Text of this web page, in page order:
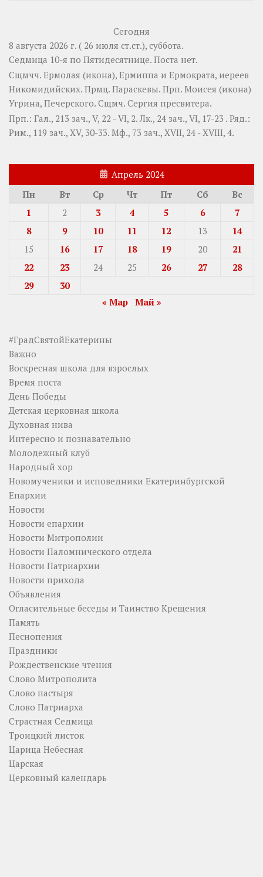
Сегодня
8 августа 2026 г. ( 26 июля ст.ст.), суббота.
Седмица 10-я по Пятидесятнице. Поста нет.
Сщмчч. Ермолая (икона), Ермиппа и Ермократа, иереев
Никомидийских. Прмц. Параскевы. Прп. Моисея (икона)
Угрина, Печерского. Сщмч. Сергия пресвитера.
Прп.: Гал., 213 зач., V, 22 - VI, 2. Лк., 24 зач., VI, 17-23 . Ряд.:
Рим., 119 зач., XV, 30-33. Мф., 73 зач., XVII, 24 - XVIII, 4.
Апрель 2024
Пн
Вт Ср Чт Пт Сб
Вс
1
2 3 4 5 6
7
8
9 10 11 12 13
14
15
16 17 18 19 20
21
22
23 24 25 26 27
28
29
30
« Мар
Май »
#ГрадСвятойЕкатерины
Важно
Воскресная школа для взрослых
Время поста
День Победы
Детская церковная школа
Духовная нива
Интересно и познавательно
Молодежный клуб
Народный хор
Новомученики и исповедники Екатеринбургской
Епархии
Новости
Новости епархии
Новости Митрополии
Новости Паломнического отдела
Новости Патриархии
Новости прихода
Объявления
Огласительные беседы и Таинство Крещения
Память
Песнопения
Праздники
Рождественские чтения
Слово Митрополита
Слово пастыря
Слово Патриарха
Страстная Седмица
Троицкий листок
Царица Небесная
Царская
Церковный календарь